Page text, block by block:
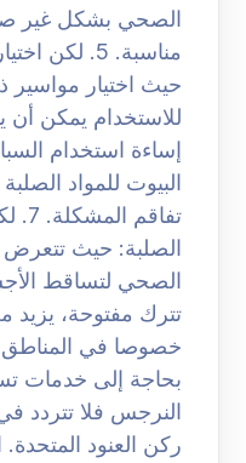
الصحي بشكل غير
مناسبة. 5.
حيث اختيار مواسير
إساءة استخدام
البيوت للمواد
الصلبة: حيث
الصحي لتساقط
تترك مفتوحة، يزيد
خصوصا في المناطق
بحاجة إلى خدمات
النرجس فلا تتردد
ركن العنود